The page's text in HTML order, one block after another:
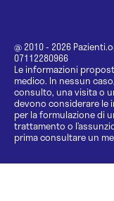
@ 2010 - 2026
07112280966
Le informazioni
medico. In nessun
consulto, una visita o
devono considerare le
per la formulazione di
trattamento o
prima consultare un